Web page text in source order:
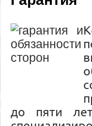
до пяти